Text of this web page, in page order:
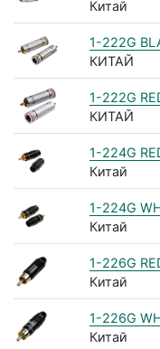
Китай
1-222G
КИТАЙ
1-222G
КИТАЙ
1-224G
Китай
1-224G
Китай
1-226G
Китай
1-226G
Китай